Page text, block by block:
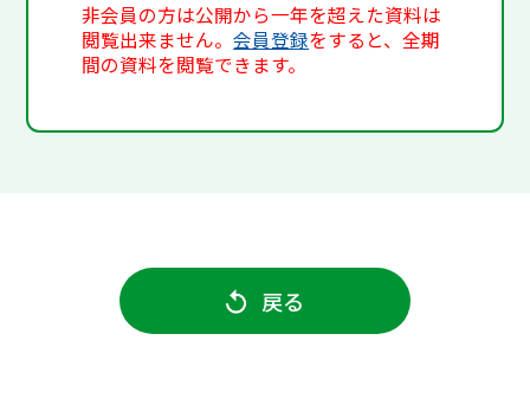
非会員の方は公開から一年を超えた資料は
閲覧出来ません。会員登録をすると、全期
間の資料を閲覧できます。
戻る